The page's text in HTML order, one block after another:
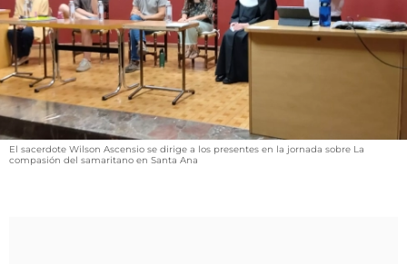
CONTACTAR
FIESTAS EN EL ALTO ARAGÓN
FIESTAS DE SAN LORENZO
AGENDA
CARTELERA
El sacerdote Wilson Ascensio se dirige a los presentes en la jornada sobre La
compasión del samaritano en Santa Ana